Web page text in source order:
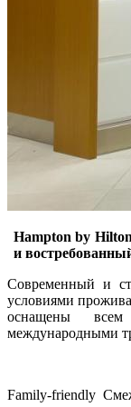
Hampton by
и
Современный и
условиями
оснащены
международными
Family-friendly